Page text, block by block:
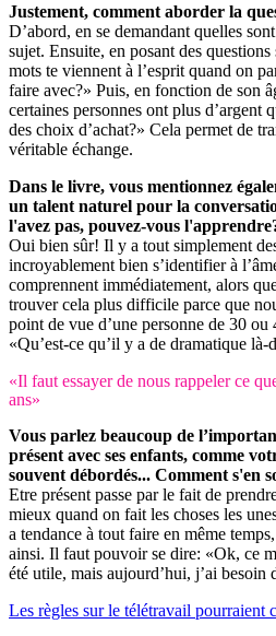
Justement, comment aborder la
D’abord, en se demandant quelles
sujet. Ensuite, en posant des
mots te viennent à l’esprit quand on
faire avec?» Puis, en fonction de son
certaines personnes ont plus d’argent
des choix d’achat?» Cela permet de
véritable échange.
Dans le livre, vous mentionnez
un talent naturel pour la
l'avez pas, pouvez-vous
Oui bien sûr! Il y a tout simplement
incroyablement bien s’identifier à
comprennent immédiatement, alors
trouver cela plus difficile parce que
point de vue d’une personne de 30 ou
«Qu’est-ce qu’il y a de dramatique là-
«Il faut essayer de nous rappeler ce
ans»
Vous parlez beaucoup de
présent avec ses enfants, comme
souvent débordés... Comment s'en
Etre présent passe par le fait de
mieux quand on fait les choses les
a tendance à tout faire en même
ainsi. Il faut pouvoir se dire: «Ok, ce
été utile, mais aujourd’hui, j’ai besoin
Les règles sur le télétravail pourraient